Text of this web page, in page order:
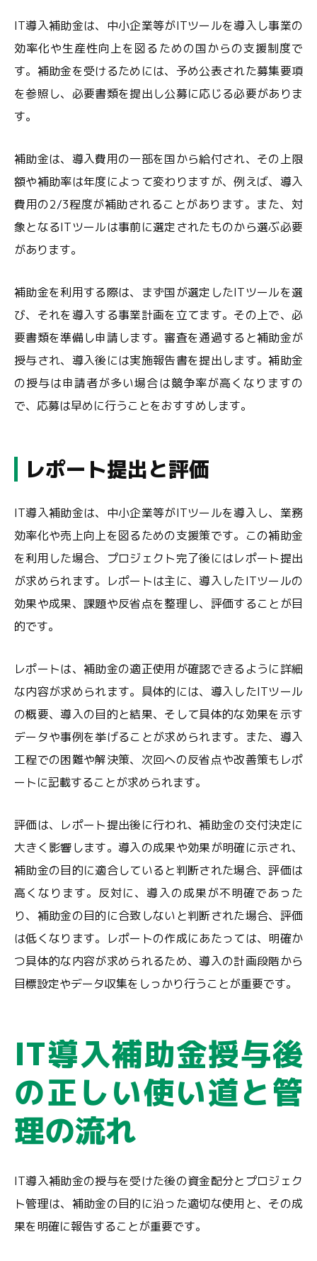
IT導入補助金は、中小企業等がITツールを導入し事業の
効率化や生産性向上を図るための国からの支援制度で
す。補助金を受けるためには、予め公表された募集要項
を参照し、必要書類を提出し公募に応じる必要がありま
す。
補助金は、導入費用の一部を国から給付され、その上限
額や補助率は年度によって変わりますが、例えば、導入
費用の2/3程度が補助されることがあります。また、対
象となるITツールは事前に選定されたものから選ぶ必要
があります。
補助金を利用する際は、まず国が選定したITツールを選
び、それを導入する事業計画を立てます。その上で、必
要書類を準備し申請します。審査を通過すると補助金が
授与され、導入後には実施報告書を提出します。補助金
の授与は申請者が多い場合は競争率が高くなりますの
で、応募は早めに行うことをおすすめします。
レポート提出と評価
IT導入補助金は、中小企業等がITツールを導入し、業務
効率化や売上向上を図るための支援策です。この補助金
を利用した場合、プロジェクト完了後にはレポート提出
が求められます。レポートは主に、導入したITツールの
効果や成果、課題や反省点を整理し、評価することが目
的です。
レポートは、補助金の適正使用が確認できるように詳細
な内容が求められます。具体的には、導入したITツール
の概要、導入の目的と結果、そして具体的な効果を示す
データや事例を挙げることが求められます。また、導入
工程での困難や解決策、次回への反省点や改善策もレポ
ートに記載することが求められます。
評価は、レポート提出後に行われ、補助金の交付決定に
大きく影響します。導入の成果や効果が明確に示され、
補助金の目的に適合していると判断された場合、評価は
高くなります。反対に、導入の成果が不明確であった
り、補助金の目的に合致しないと判断された場合、評価
は低くなります。レポートの作成にあたっては、明確か
つ具体的な内容が求められるため、導入の計画段階から
目標設定やデータ収集をしっかり行うことが重要です。
IT導入補助金授与後
の正しい使い道と管
理の流れ
IT導入補助金の授与を受けた後の資金配分とプロジェク
ト管理は、補助金の目的に沿った適切な使用と、その成
果を明確に報告することが重要です。